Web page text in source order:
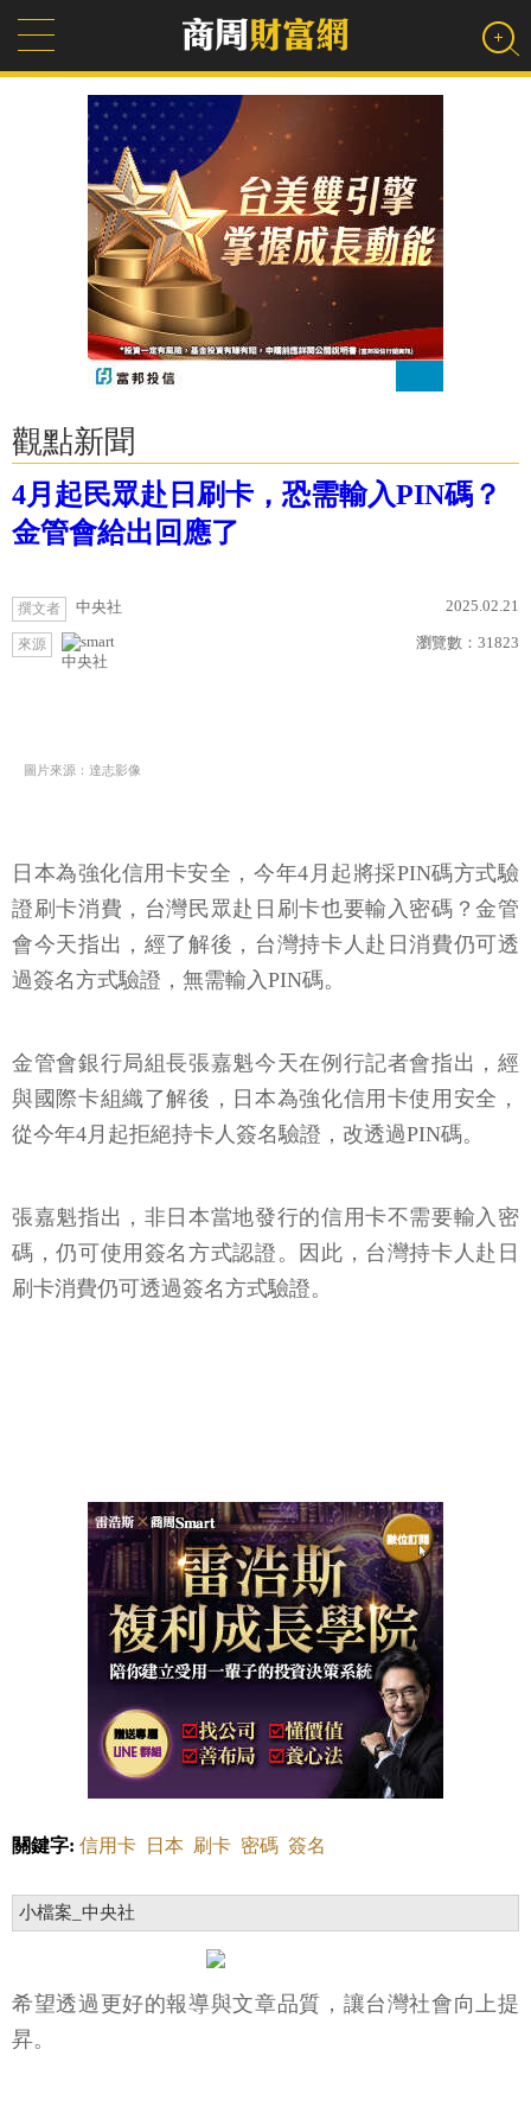
觀點新聞
4月起民眾赴日刷卡，恐需輸入PIN碼？
金管會給出回應了
撰文者 中央社 2025.02.21
來源
中央社
瀏覽數： 31823
圖片來源：達志影像
日本為強化信用卡安全，今年4月起將採PIN碼方式驗
證刷卡消費，台灣民眾赴日刷卡也要輸入密碼？金管
會今天指出，經了解後，台灣持卡人赴日消費仍可透
過簽名方式驗證，無需輸入PIN碼。
金管會銀行局組長張嘉魁今天在例行記者會指出，經
與國際卡組織了解後，日本為強化信用卡使用安全，
從今年4月起拒絕持卡人簽名驗證，改透過PIN碼。
張嘉魁指出，非日本當地發行的信用卡不需要輸入密
碼，仍可使用簽名方式認證。因此，台灣持卡人赴日
刷卡消費仍可透過簽名方式驗證。
關鍵字: 信用卡 日本 刷卡 密碼 簽名
小檔案_中央社
希望透過更好的報導與文章品質，讓台灣社會向上提
昇。